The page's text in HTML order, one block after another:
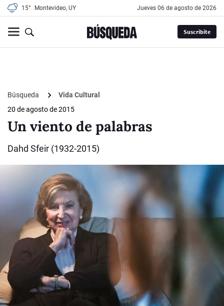
15° Montevideo, UY jueves 06 de agosto de 2026
Suscribite
Búsqueda
Vida Cultural
20 de agosto de 2015
Un viento de palabras
Dahd Sfeir (1932-2015)